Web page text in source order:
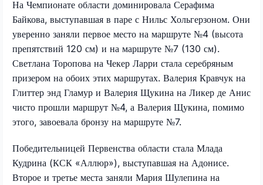
На Чемпионате области доминировала Серафима
Байкова, выступавшая в паре с Нильс Хольгерзоном. Они
уверенно заняли первое место на маршруте №4 (высота
препятствий 120 см) и на маршруте №7 (130 см).
Светлана Торопова на Чекер Ларри стала серебряным
призером на обоих этих маршрутах. Валерия Кравчук на
Глиттер энд Гламур и Валерия Щукина на Ликер де Анис
чисто прошли маршрут №4, а Валерия Щукина, помимо
этого, завоевала бронзу на маршруте №7.
Победительницей Первенства области стала Млада
Кудрина (КСК «Аллюр»), выступавшая на Адонисе.
Второе и третье места заняли Мария Шулепина на